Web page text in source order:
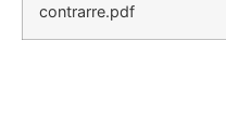
contrarre.pdf